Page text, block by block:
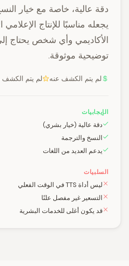
دقة عالية، خاصة مع خيار
يجعله مناسبًا للإنتاج
الأكاديمي وأي شخص يحتاج
توضيحية موثوقة.
لم يتم الكشف عنه لم يتم الكشف
الإيجابيات
دقة عالية (خيار بشري)
النسخ والترجمة
يدعم العديد من اللغات
السلبيات
ليس أداة TTS في الوقت الفعلي
التسعير غير مفصل علنًا
قد يكون أغلى للخدمات البشرية